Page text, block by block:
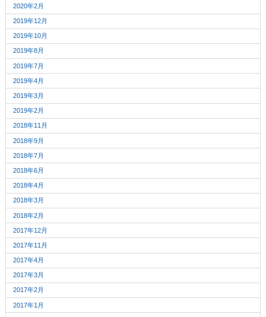
2020年2月
2019年12月
2019年10月
2019年8月
2019年7月
2019年4月
2019年3月
2019年2月
2018年11月
2018年9月
2018年7月
2018年6月
2018年4月
2018年3月
2018年2月
2017年12月
2017年11月
2017年4月
2017年3月
2017年2月
2017年1月